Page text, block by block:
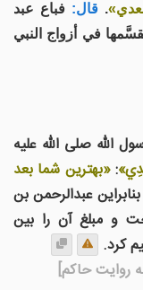
. قال: فباع عبد
في أزواج النبي
الله صلی الله علیه
:«بهترین شما بعد
عبدالرحمن بن
و مبلغ آن را بین
کرد.
روایت حاکم]